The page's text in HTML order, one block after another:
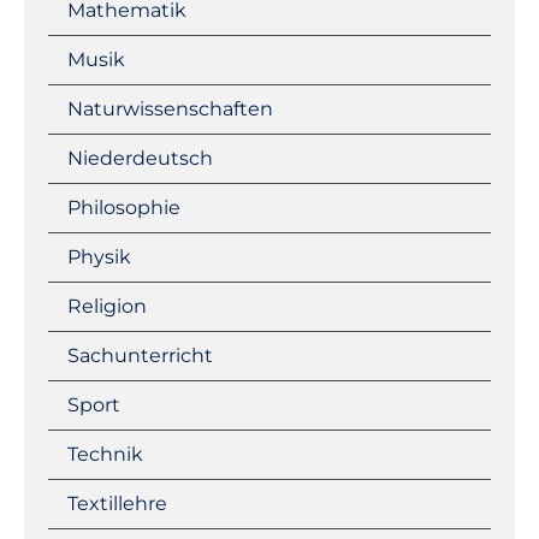
Mathematik
Musik
Naturwissenschaften
Niederdeutsch
Philosophie
Physik
Religion
Sachunterricht
Sport
Technik
Textillehre